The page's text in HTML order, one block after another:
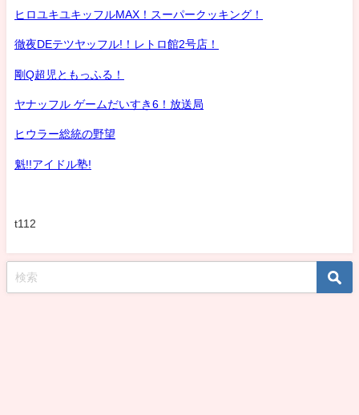
ヒロユキユキッフルMAX！スーパークッキング！
徹夜DEテツヤッフル!！レトロ館2号店！
剛Q超児ともっふる！
ヤナッフル ゲームだいすき6！放送局
ヒウラー総統の野望
魁!!アイドル塾!
t112